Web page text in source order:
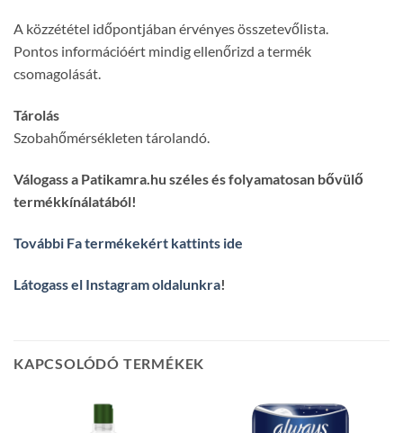
A közzététel időpontjában érvényes összetevőlista.
Pontos információért mindig ellenőrizd a termék
csomagolását.
Tárolás
Szobahőmérsékleten tárolandó.
Válogass a Patikamra.hu széles és folyamatosan bővülő
termékkínálatából!
További Fa termékekért kattints ide
Látogass el Instagram oldalunkra!
KAPCSOLÓDÓ TERMÉKEK